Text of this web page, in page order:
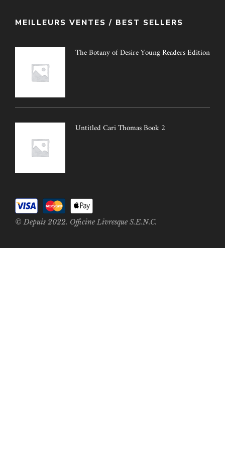
MEILLEURS VENTES / BEST SELLERS
The Botany of Desire Young Readers Edition
Untitled Cari Thomas Book 2
© Depuis 2022. Officine Livresque S.E.N.C.